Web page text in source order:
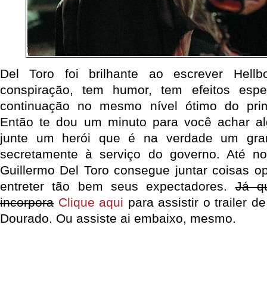
Del Toro foi brilhante ao escrever
conspiração, tem humor, tem efeitos
continuação no mesmo nível ótimo do
Então te dou um minuto para você achar
junte um herói que é na verdade um
secretamente à serviço do governo. Até
Guillermo Del Toro consegue juntar coisas
entreter tão bem seus expectadores.Já
incorpora Clique aqui para assistir o trailer
Dourado. Ou assiste ai embaixo, mesmo.